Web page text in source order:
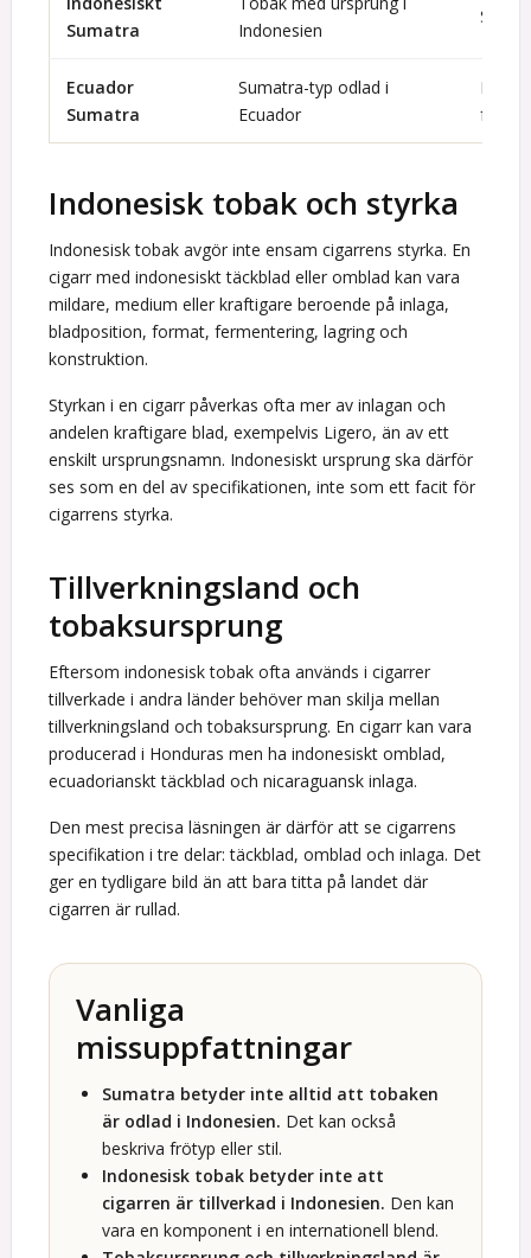
Sumatra
Indonesien
Ecuador
Sumatra
Sumatra-typ odlad i
Ecuador
Indonesisk tobak och styrka
Indonesisk tobak avgör inte ensam cigarrens styrka. En
cigarr med indonesiskt täckblad eller omblad kan vara
mildare, medium eller kraftigare beroende på inlaga,
bladposition, format, fermentering, lagring och
konstruktion.
Styrkan i en cigarr påverkas ofta mer av inlagan och
andelen kraftigare blad, exempelvis Ligero, än av ett
enskilt ursprungsnamn. Indonesiskt ursprung ska därför
ses som en del av specifikationen, inte som ett facit för
cigarrens styrka.
Tillverkningsland och
tobaksursprung
Eftersom indonesisk tobak ofta används i cigarrer
tillverkade i andra länder behöver man skilja mellan
tillverkningsland och tobaksursprung. En cigarr kan vara
producerad i Honduras men ha indonesiskt omblad,
ecuadorianskt täckblad och nicaraguansk inlaga.
Den mest precisa läsningen är därför att se cigarrens
specifikation i tre delar: täckblad, omblad och inlaga. Det
ger en tydligare bild än att bara titta på landet där
cigarren är rullad.
Vanliga
missuppfattningar
Sumatra betyder inte alltid att tobaken
är odlad i Indonesien. Det kan också
beskriva frötyp eller stil.
Indonesisk tobak betyder inte att
cigarren är tillverkad i Indonesien. Den kan
vara en komponent i en internationell blend.